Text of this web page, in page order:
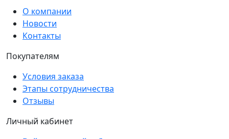
О компании
Новости
Контакты
Покупателям
Условия заказа
Этапы сотрудничества
Отзывы
Личный кабинет